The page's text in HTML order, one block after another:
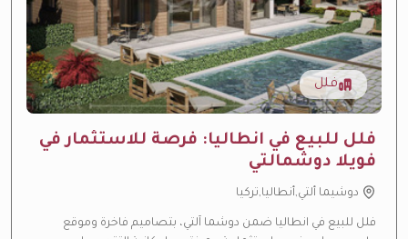
فلل
فلل للبيع في انطاليا: فرصة للاستثمار في
فويلا دوشمالتي
دوشيما ألتي,أنطاليا,تركيا
فلل للبيع في انطاليا ضمن دوشما آلتي، بتصاميم فاخرة وموقع